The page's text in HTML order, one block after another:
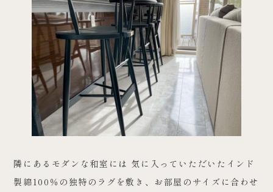
隣にあるモダンな和室には 気に入っていただいたインド
製綿100％の独特のラグを敷き、お部屋のサイズに合わせ